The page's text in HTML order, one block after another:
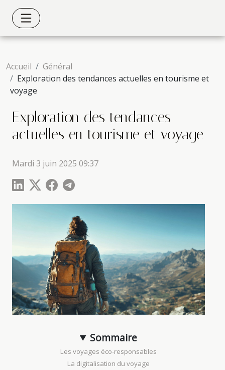
Accueil
Général
Exploration des tendances actuelles en tourisme et
voyage
Exploration des tendances
actuelles en tourisme et voyage
Mardi 3 juin 2025 09:37
Sommaire
Les voyages éco-responsables
La digitalisation du voyage